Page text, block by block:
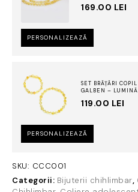
169.00 LEI
PERSONALIZEAZĂ
SET BRĂȚĂRI
GALBEN –
119.00 LEI
PERSONALIZEAZĂ
SKU: CCC001
Categorii: Bijuterii chihlimbar,